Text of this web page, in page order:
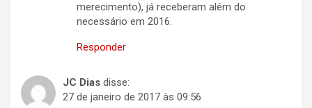
merecimento), já receberam além do
necessário em 2016.
Responder
JC Dias disse:
27 de janeiro de 2017 às 09:56